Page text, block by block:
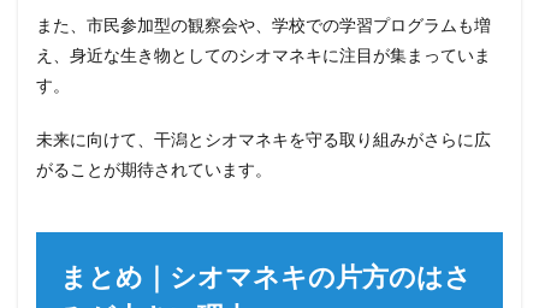
また、市民参加型の観察会や、学校での学習プログラムも増
え、身近な生き物としてのシオマネキに注目が集まっていま
す。
未来に向けて、干潟とシオマネキを守る取り組みがさらに広
がることが期待されています。
まとめ｜シオマネキの片方のはさ